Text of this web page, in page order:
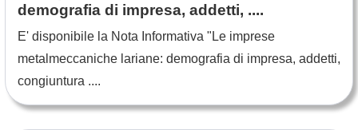
demografia di impresa, addetti, ....
E' disponibile la Nota Informativa "Le imprese
metalmeccaniche lariane: demografia di impresa, addetti,
congiuntura ....